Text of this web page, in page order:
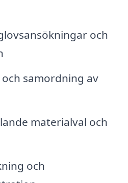
och
samordning av
materialval och
och